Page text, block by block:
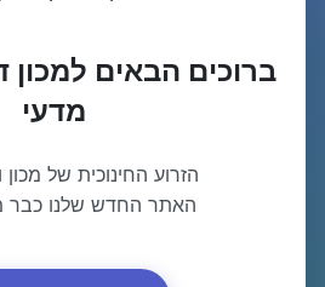
ברוכים הבאים למכון
מדעי
הזרוע החינוכית של מכון
האתר החדש שלנו כבר